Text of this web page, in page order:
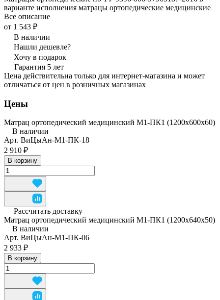
варианте исполнения матрацы ортопедические медицинские
Все описание
от 1 543 ₽
В наличии
Нашли дешевле?
Хочу в подарок
Гарантия 5 лет
Цена действительна только для интернет-магазина и может
отличаться от цен в розничных магазинах
Цены
Матрац ортопедический медицинский М1-ПК1 (1200x600x60)
В наличии
Арт. ВиЦыАн-М1-ПК-18
2 910 ₽
В корзину
Рассчитать доставку
Матрац ортопедический медицинский М1-ПК1 (1200x640x50)
В наличии
Арт. ВиЦыАн-М1-ПК-06
2 933 ₽
В корзину